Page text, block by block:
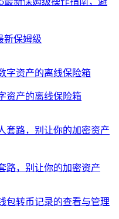
新保姆级
资产的离线保险箱
路，别让你的加密资产